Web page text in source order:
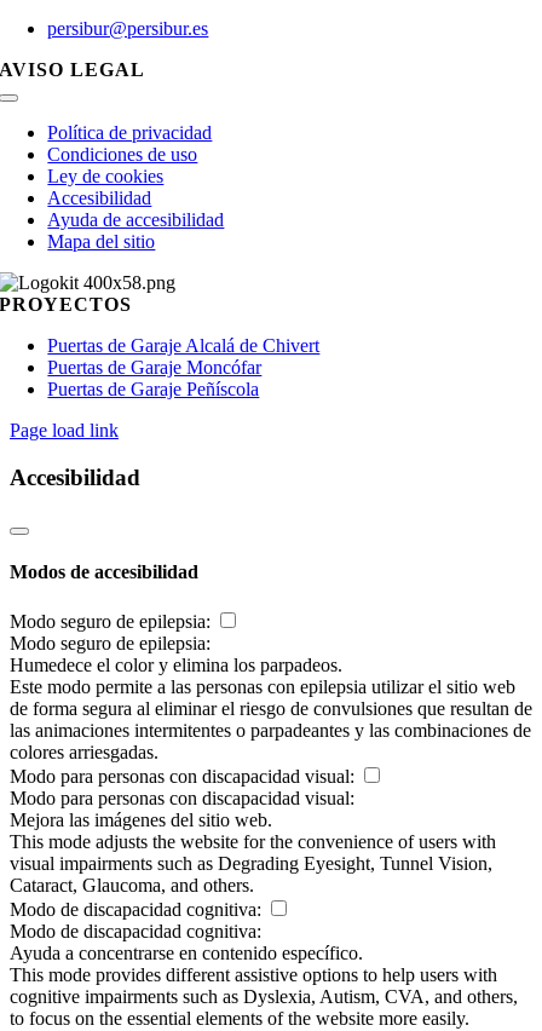
persibur@persibur.es
AVISO LEGAL
Toggle
NavigationPolítica de privacidad
Condiciones de uso
Ley de cookies
Accesibilidad
Ayuda de accesibilidad
Mapa del sitio
PROYECTOS
Puertas de Garaje Alcalá de Chivert
Puertas de Garaje Moncófar
Puertas de Garaje Peñíscola
Page load link
Accesibilidad
Modos de accesibilidad
Modo seguro de epilepsia:
Modo seguro de epilepsia:
Humedece el color y elimina los parpadeos.
Este modo permite a las personas con epilepsia utilizar el sitio web
de forma segura al eliminar el riesgo de convulsiones que resultan de
las animaciones intermitentes o parpadeantes y las combinaciones de
colores arriesgadas.
Modo para personas con discapacidad visual:
Modo para personas con discapacidad visual:
Mejora las imágenes del sitio web.
This mode adjusts the website for the convenience of users with
visual impairments such as Degrading Eyesight, Tunnel Vision,
Cataract, Glaucoma, and others.
Modo de discapacidad cognitiva:
Modo de discapacidad cognitiva:
Ayuda a concentrarse en contenido específico.
This mode provides different assistive options to help users with
cognitive impairments such as Dyslexia, Autism, CVA, and others,
to focus on the essential elements of the website more easily.